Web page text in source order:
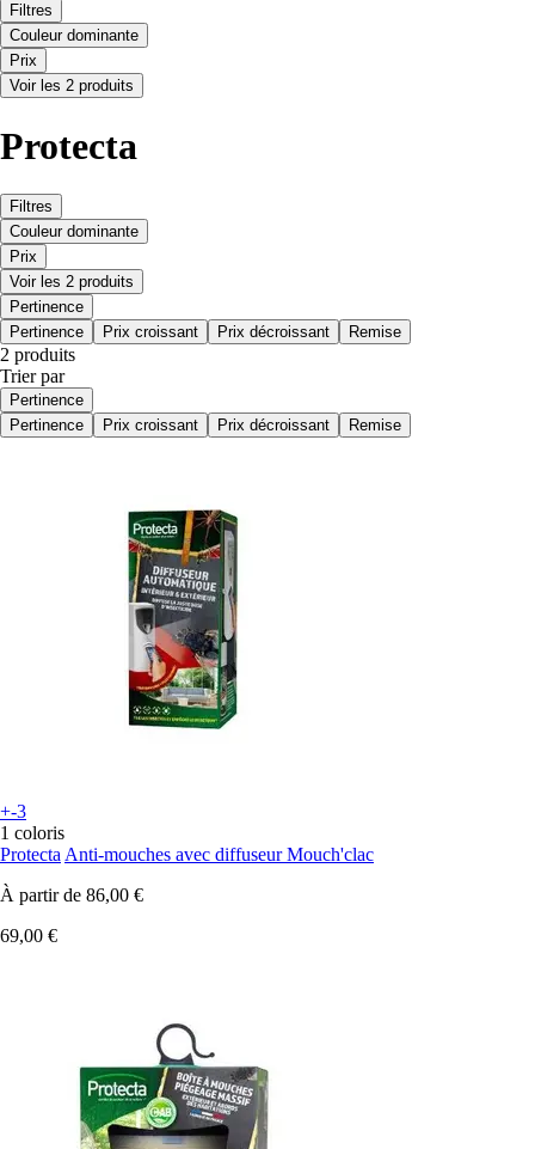
Filtres
Couleur dominante
Prix
Voir les 2 produits
Protecta
Filtres
Couleur dominante
Prix
Voir les 2 produits
Pertinence
Pertinence
Prix croissant Prix décroissant Remise
2 produits
Trier par
Pertinence
Pertinence
Prix croissant Prix décroissant Remise
+-3
1 coloris
Protecta Anti-mouches avec diffuseur Mouch'clac
À partir de 86,00 €
69,00 €